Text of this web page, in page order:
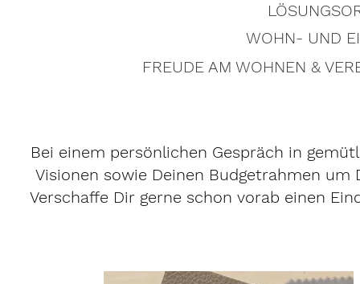
WOHN- UND
FREUDE AM WOHNEN &
Bei einem persönlichen Gespräch in
Visionen sowie Deinen Budgetrahmen um
Verschaffe Dir gerne schon vorab einen